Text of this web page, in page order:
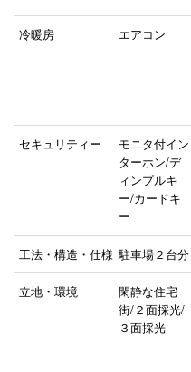
冷暖房 エアコン
セキュリティー
モニタ付イン
ターホン/デ
ィンプルキ
ー/カードキ
ー
工法・構造・仕様 駐車場２台分
立地・環境
閑静な住宅
街/２面採光/
３面採光